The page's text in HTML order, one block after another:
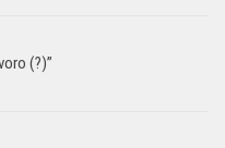
(?)”